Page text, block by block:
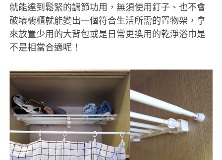
就能達到鬆緊的調節功用，無須使用釘子、也不會
破壞櫥櫃就能變出一個符合生活所需的置物架，拿
來放置少用的大背包或是日常更換用的乾淨浴巾是
不是相當合適呢！